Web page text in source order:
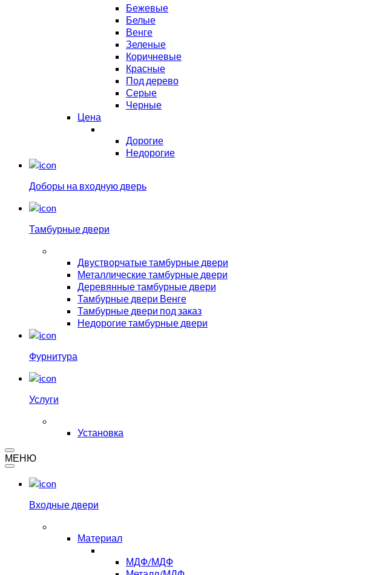
Бежевые
Белые
Венге
Зеленые
Коричневые
Красные
Под дерево
Серые
Черные
Цена
Дорогие
Недорогие
Доборы на входную дверь
Тамбурные двери
Двустворчатые тамбурные двери
Металлические тамбурные двери
Деревянные тамбурные двери
Тамбурные двери Венге
Тамбурные двери под заказ
Недорогие тамбурные двери
Фурнитура
Услуги
Установка
МЕНЮ
Входные двери
Материал
МДФ/МДФ